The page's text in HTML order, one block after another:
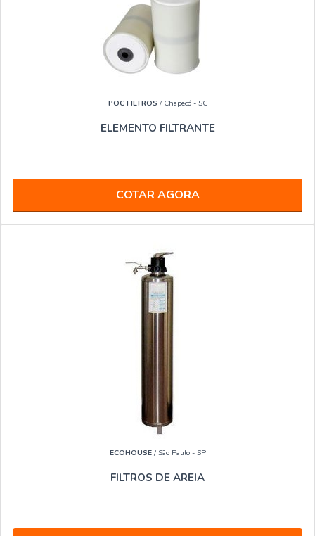
POC FILTROS / Chapecó - SC
ELEMENTO FILTRANTE
COTAR AGORA
ECOHOUSE/ São Paulo - SP
FILTROS DE AREIA